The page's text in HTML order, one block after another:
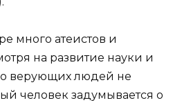
много атеистов и
на развитие науки и
верующих людей не
человек задумывается о